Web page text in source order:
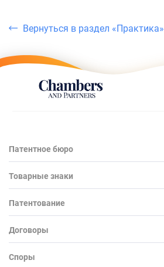
Вернуться в раздел «Практика»
Патентное бюро
Товарные знаки
Патентование
Договоры
Споры